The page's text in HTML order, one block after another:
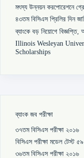
মৎস্য উন্নয়ন করপোরেশনে
৪৩তম বিসিএস প্রিলির দিন
ব্যাংকে বড় নিয়োগে
Illinois Wesleyan
Scholarships
ব্যাংক জব পরীক্ষা
৩৭তম বিসিএস পরীক্ষা ২০১৬
বিসিএস পরীক্ষা মডেল টেস্ট ৫৯
৩৬তম বিসিএস পরীক্ষা ২০১৬